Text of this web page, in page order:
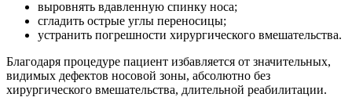
выровнять вдавленную спинку носа;
сгладить острые углы переносицы;
устранить погрешности хирургического вмешательства.
Благодаря процедуре пациент избавляется от значительных,
видимых дефектов носовой зоны, абсолютно без
хирургического вмешательства, длительной реабилитации.